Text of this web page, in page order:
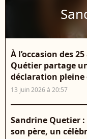
À l’occasion des
Quétier partage
déclaration pleine
13 juin 2026 à 20:57
Sandrine Quetier
son père, un